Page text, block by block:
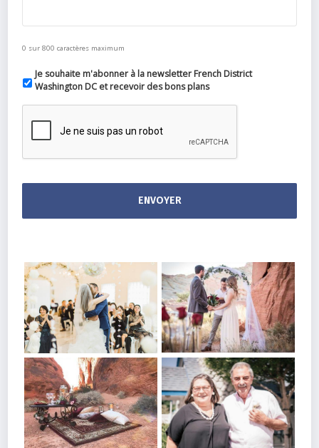
0 sur 800 caractères maximum
Je souhaite m'abonner à la newsletter French District
Washington DC et recevoir des bons plans